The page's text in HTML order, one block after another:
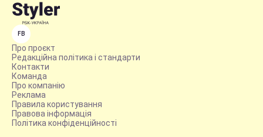
FB
Про проєкт
Редакційна політика і стандарти
Контакти
Команда
Про компанію
Реклама
Правила користування
Правова інформація
Політика конфіденційності